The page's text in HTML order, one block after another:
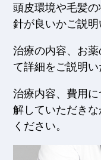
頭皮環境や毛髪
針が良いかご説明
治療の内容、お
て詳細をご説明い
治療内容、費用
解していただき
ください。